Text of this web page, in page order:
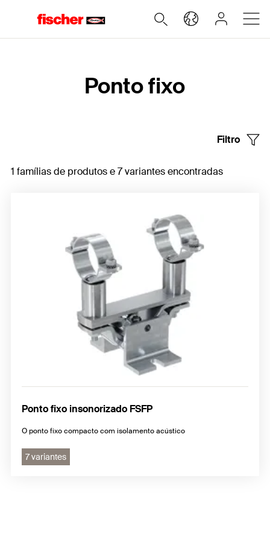
Ponto fixo
Filtro
1 famílias de produtos e 7 variantes encontradas
Ponto fixo insonorizado FSFP
O ponto fixo compacto com isolamento acústico
7 variantes